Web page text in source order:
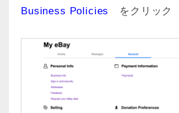
Business Policies をクリック